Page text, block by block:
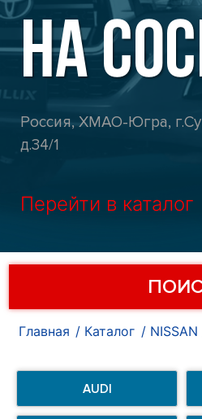
НА
Россия, ХМАО-Югра,
д.34/1
Перейти в каталог
Главная Каталог NISSAN
AUDI